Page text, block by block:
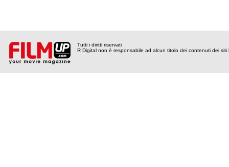
Tutti i diritti riservati
R Digital non è responsabile ad alcun titolo dei contenuti dei siti